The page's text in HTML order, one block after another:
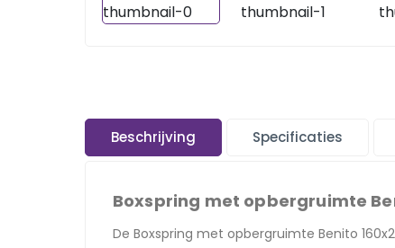
Beschrijving Specificaties
Boxspring met opbergruimte
De Boxspring met opbergruimte Benito